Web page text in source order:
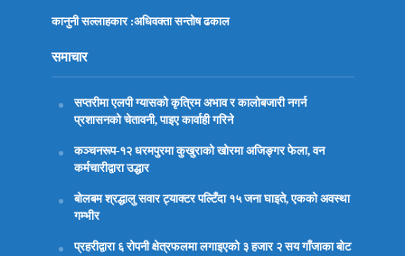
कानुनी सल्लाहकार :अधिवक्तासन्तोष ढकाल
समाचार
सप्तरीमा एलपी ग्यासको कृत्रिम अभाव र कालोबजारी नगर्न
प्रशासनको चेतावनी, पाइए कार्वाही गरिने
कञ्चनरूप-१२ धरमपुरमा कुखुराको खोरमा अजिङ्गर फेला, वन
कर्मचारीद्वारा उद्धार
बोलबम श्रद्धालु सवार ट्याक्टर पल्टिँदा १५ जना घाइते, एकको अवस्था
गम्भीर
प्रहरीद्वारा ६ रोपनी क्षेत्रफलमा लगाइएको ३ हजार २ सय गाँजाका बोट